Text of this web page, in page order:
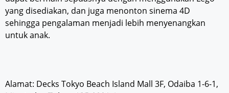
yang disediakan, dan juga menonton sinema 4D
sehingga pengalaman menjadi lebih menyenangkan
untuk anak.
Alamat: Decks Tokyo Beach Island Mall 3F, Odaiba 1-6-1,